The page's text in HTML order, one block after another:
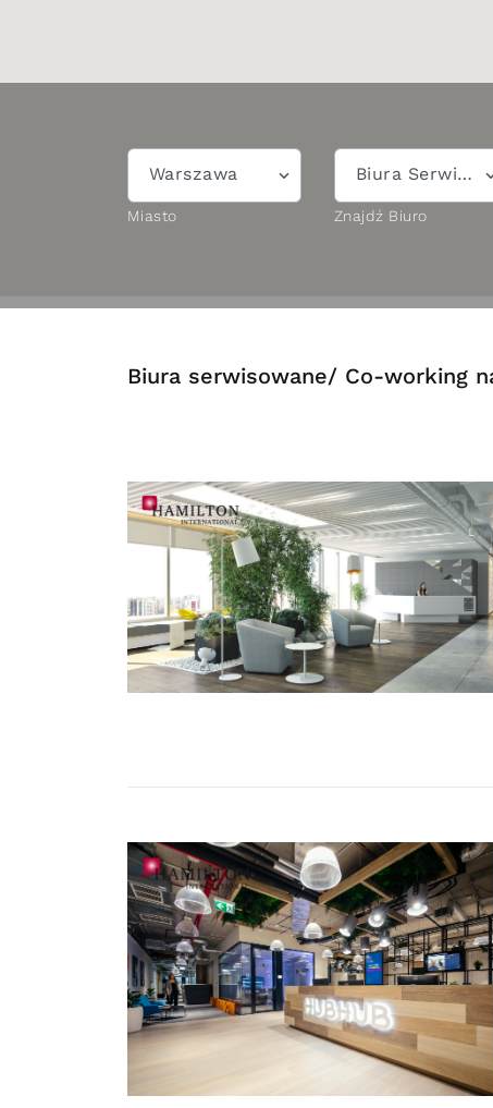
Warszawa
Miasto
Biura Serwisowane/Co-working
Znajdź Biuro
Biura serwisowane/ Co-working